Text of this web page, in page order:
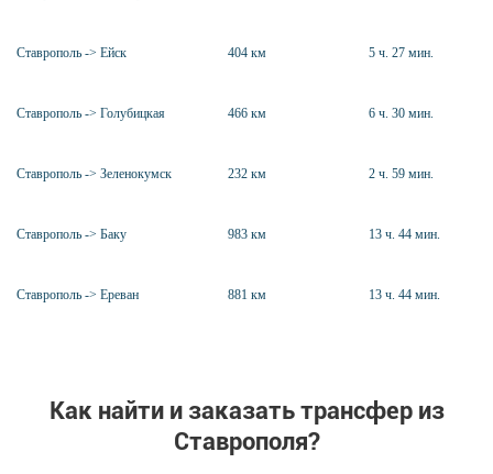
Ставрополь -> Ейск 404 км 5 ч. 27 мин.
Ставрополь -> Голубицкая 466 км 6 ч. 30 мин.
Ставрополь -> Зеленокумск 232 км 2 ч. 59 мин.
Ставрополь -> Баку 983 км 13 ч. 44 мин.
Ставрополь -> Ереван 881 км 13 ч. 44 мин.
Как найти и заказать трансфер из
Ставрополя?